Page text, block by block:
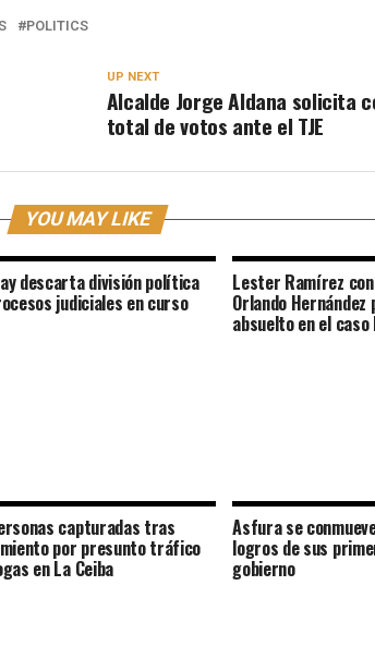
POLITICS
UP NEXT
Alcalde Jorge Aldana solicita
total de votos ante el TJE
YOU MAY LIKE
descarta división política
judiciales en curso
Lester Ramírez
Orlando
absuelto en el caso
capturadas tras
por presunto tráfico
en La Ceiba
Asfura se
logros de sus
gobierno